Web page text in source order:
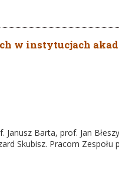
w instytucjach
Barta, prof. Jan
Skubisz. Pracom Zespołu